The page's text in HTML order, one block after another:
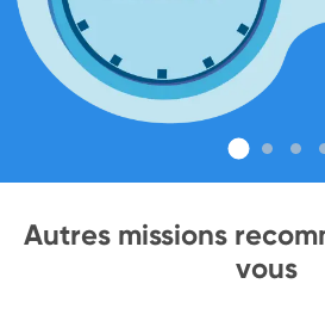
Autres missions
vous